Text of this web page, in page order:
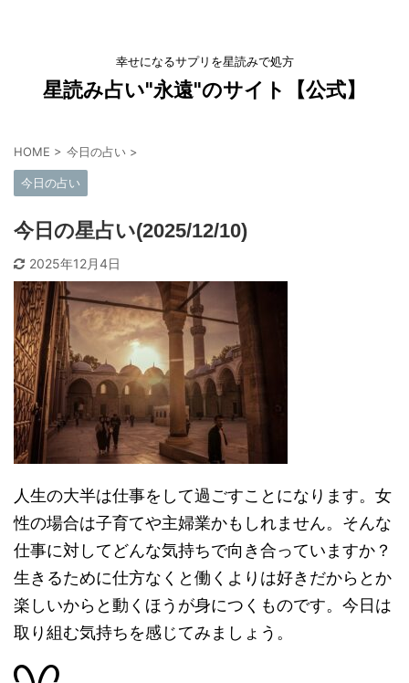
幸せになるサプリを星読みで処方
星読み占い"永遠"のサイト【公式】
HOME > 今日の占い >
今日の占い
今日の星占い(2025/12/10)
2025年12月4日
人生の大半は仕事をして過ごすことになります。女
性の場合は子育てや主婦業かもしれません。そんな
仕事に対してどんな気持ちで向き合っていますか？
生きるために仕方なくと働くよりは好きだからとか
楽しいからと動くほうが身につくものです。今日は
取り組む気持ちを感じてみましょう。